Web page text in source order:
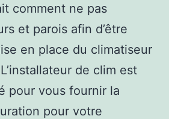
comment ne pas
et parois afin d’être
en place du climatiseur
de clim est
pour vous fournir la
pour votre